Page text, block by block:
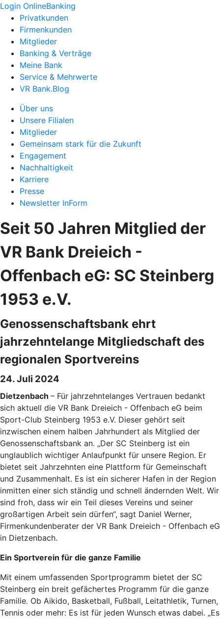
Login OnlineBanking
Privatkunden
Firmenkunden
Mitglieder
Banking & Verträge
Meine Bank
Service & Mehrwerte
VR Bank.Blog
Über uns
Unsere Filialen
Mitglieder
Gemeinsam stark für die Zukunft
Engagement
Nachhaltigkeit
Karriere
Presse
Newsletter InForm
Seit 50 Jahren Mitglied der
VR Bank Dreieich -
Offenbach eG: SC Steinberg
1953 e.V.
Genossenschaftsbank ehrt
jahrzehntelange Mitgliedschaft des
regionalen Sportvereins
24. Juli 2024
Dietzenbach – Für jahrzehntelanges Vertrauen bedankt
sich aktuell die VR Bank Dreieich - Offenbach eG beim
Sport-Club Steinberg 1953 e.V. Dieser gehört seit
inzwischen einem halben Jahrhundert als Mitglied der
Genossenschaftsbank an. „Der SC Steinberg ist ein
unglaublich wichtiger Anlaufpunkt für unsere Region. Er
bietet seit Jahrzehnten eine Plattform für Gemeinschaft
und Zusammenhalt. Es ist ein sicherer Hafen in der Region
inmitten einer sich ständig und schnell ändernden Welt. Wir
sind froh, dass wir ein Teil dieses Vereins und seiner
großartigen Arbeit sein dürfen“, sagt Daniel Werner,
Firmenkundenberater der VR Bank Dreieich - Offenbach eG
in Dietzenbach.
Ein Sportverein für die ganze Familie
Mit einem umfassenden Sportprogramm bietet der SC
Steinberg ein breit gefächertes Programm für die ganze
Familie. Ob Aikido, Basketball, Fußball, Leitathletik, Turnen,
Tennis oder mehr: Es ist für jeden Wunsch etwas dabei. „Es